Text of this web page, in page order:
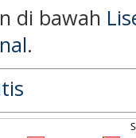
di bawah
.